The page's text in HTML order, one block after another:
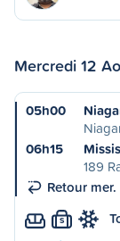
Mercredi 12
05h00
06h15
189
Retour
S